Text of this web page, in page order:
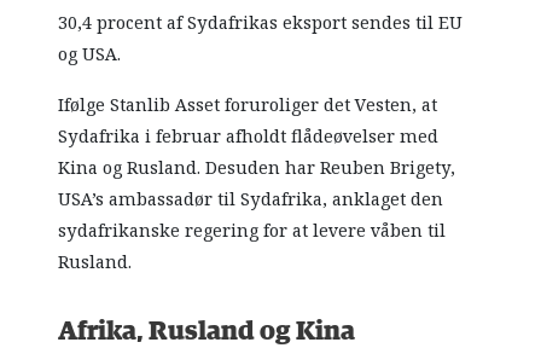
30,4 procent af Sydafrikas eksport sendes til EU
og USA.
Ifølge Stanlib Asset foruroliger det Vesten, at
Sydafrika i februar afholdt flådeøvelser med
Kina og Rusland. Desuden har Reuben Brigety,
USA’s ambassadør til Sydafrika, anklaget den
sydafrikanske regering for at levere våben til
Rusland.
Afrika, Rusland og Kina